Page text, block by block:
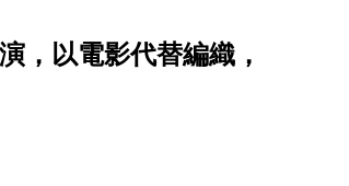
，以電影代替編織，